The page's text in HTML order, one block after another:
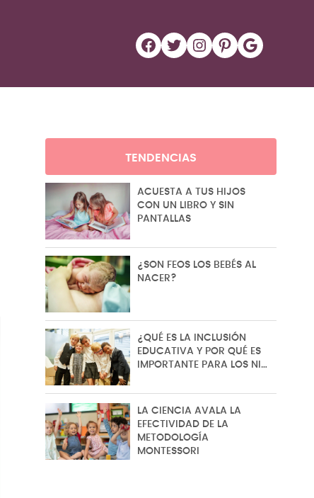
Facebook Twitter Instagram Pinterest Google
TENDENCIAS
ACUESTA A TUS HIJOS
CON UN LIBRO Y SIN
PANTALLAS
¿SON FEOS LOS BEBÉS AL
NACER?
¿QUÉ ES LA INCLUSIÓN
EDUCATIVA Y POR QUÉ ES
IMPORTANTE PARA LOS NI…
LA CIENCIA AVALA LA
EFECTIVIDAD DE LA
METODOLOGÍA
MONTESSORI